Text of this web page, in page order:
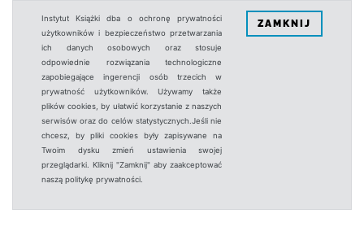
Instytut Książki dba o ochronę prywatności
użytkowników i bezpieczeństwo przetwarzania
ich danych osobowych oraz stosuje
odpowiednie rozwiązania technologiczne
zapobiegające ingerencji osób trzecich w
prywatność użytkowników. Używamy także
plików cookies, by ułatwić korzystanie z naszych
serwisów oraz do celów statystycznych.Jeśli nie
chcesz, by pliki cookies były zapisywane na
Twoim dysku zmień ustawienia swojej
przeglądarki. Kliknij "Zamknij" aby zaakceptować
naszą politykę prywatności.
ZAMKNIJ